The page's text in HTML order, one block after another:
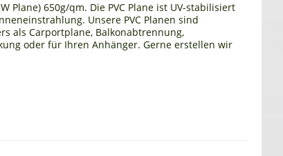
Plane) 650g/qm. Die PVC Plane ist UV-stabilisiert
Unsere PVC Planen sind
als Carportplane, Balkonabtrennung,
oder für Ihren Anhänger. Gerne erstellen wir